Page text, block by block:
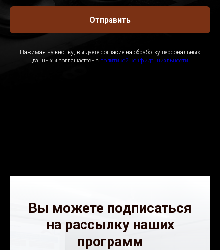
Отправить
Нажимая на кнопку, вы даете согласие на обработку персональных
данных и соглашаетесь c политикой конфиденциальности
Вы можете подписаться
на рассылку наших
программ